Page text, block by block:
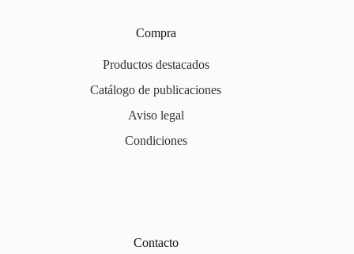
Compra
Productos destacados
Catálogo de publicaciones
Aviso legal
Condiciones
Contacto